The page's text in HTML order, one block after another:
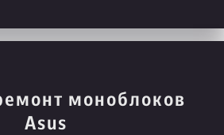
моноблоков
Asus